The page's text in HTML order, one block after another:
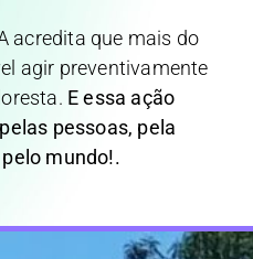
acredita que mais do
agir preventivamente
E essa ação
pessoas, pela
mundo!.